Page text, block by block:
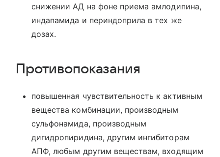
снижении АД на фоне приема амлодипина,
индапамида и периндоприла в тех же
дозах.
Противопоказания
повышенная чувствительность к активным
вещества комбинации, производным
сульфонамида, производным
дигидропиридина, другим ингибиторам
АПФ, любым другим веществам, входящим